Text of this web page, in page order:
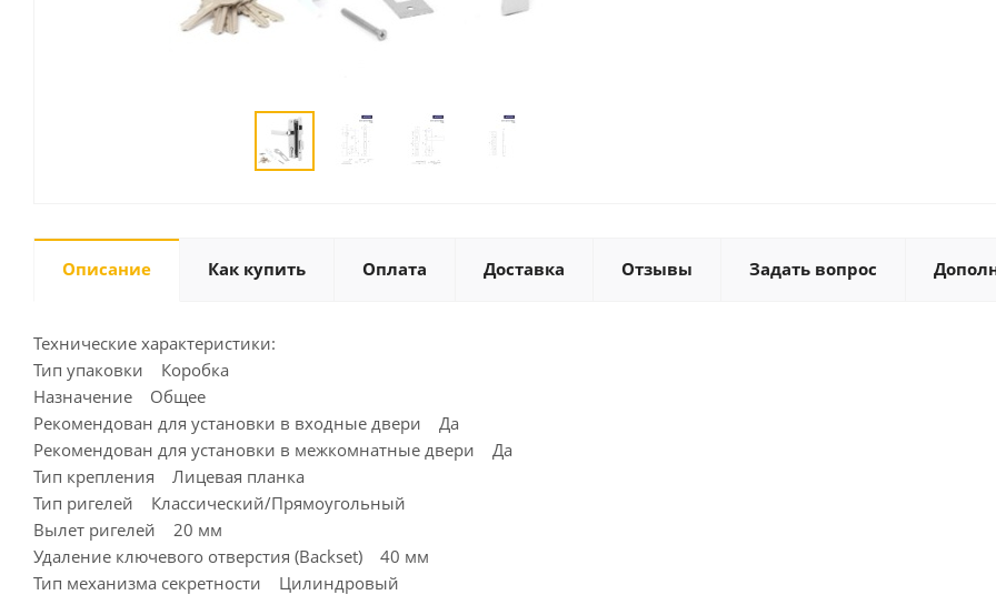
Описание Как купить Оплата Доставка Отзывы Задать вопрос
Технические характеристики:
Тип упаковки Коробка
Назначение Общее
Рекомендован для установки в входные двери Да
Рекомендован для установки в межкомнатные двери Да
Тип крепления Лицевая планка
Тип ригелей Классический/Прямоугольный
Вылет ригелей 20 мм
Удаление ключевого отверстия (Backset) 40 мм
Тип механизма секретности Цилиндровый